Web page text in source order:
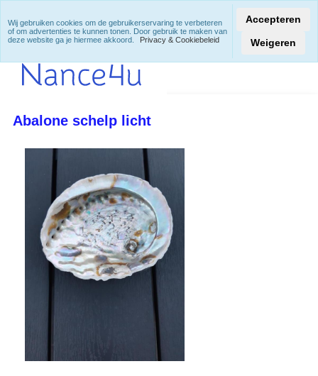
Abalone schelp licht
Wij gebruiken cookies om de gebruikerservaring te verbeteren
of om advertenties te kunnen tonen. Door gebruik te maken van
deze website ga je hiermee akkoord.
Privacy & Cookiebeleid
Accepteren
Weigeren